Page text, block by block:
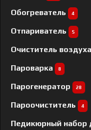
Обогреватель 4
Отпариватель 5
Очиститель
Пароварка 8
Парогенератор 28
Пароочиститель 4
Педикюрный набор